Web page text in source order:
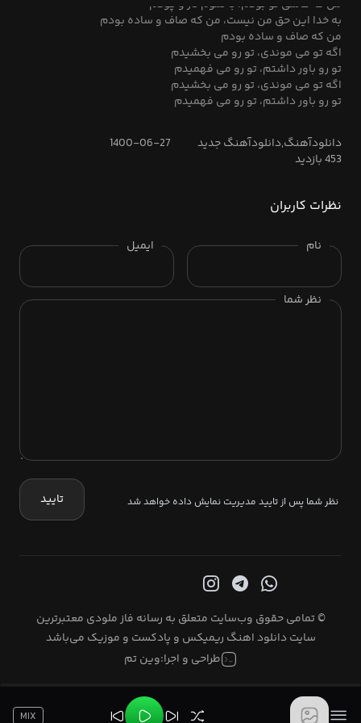
من که عاشق تو بودم، با تموم تار و پودم
به خدا این حق من نیست، من که صاف و ساده بودم
من که صاف و ساده بودم
اگه تو می موندی، تو رو می بخشیدم
تو رو باور داشتم، تو رو می فهمیدم
اگه تو می موندی، تو رو می بخشیدم
تو رو باور داشتم، تو رو می فهمیدم
دانلودآهنگ,دانلودآهنگ جدید
1400-06-27
453 بازدید
نظرات کاربران
نام ایمیل
نظر شما
نظر شما پس از تایید مدیریت نمایش داده خواهد شد تایید
© تمامی حقوق وب‌سایت متعلق به رسانه فاز ملودی معتبرترین
سایت دانلود اهنگ ریمیکس و پادکست و موزیک می‌باشد
طراحی و اجرا:وین تم
MIX